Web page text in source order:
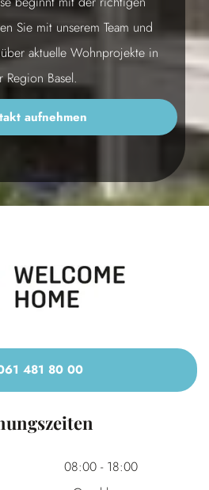
Sie mit unserem Team und
aktuelle Wohnprojekte in
Region Basel.
aufnehmen
481 80 00
08:00 - 18:00